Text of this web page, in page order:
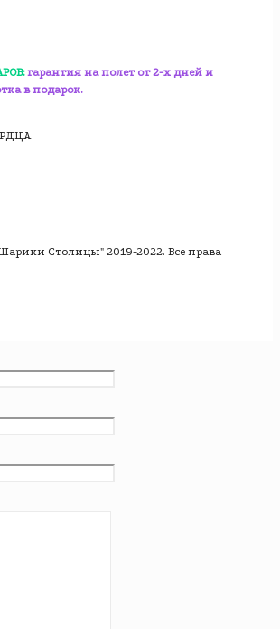
гарантия на полет от 2-х дней и
в подарок.
Столицы" 2019-2022. Все права